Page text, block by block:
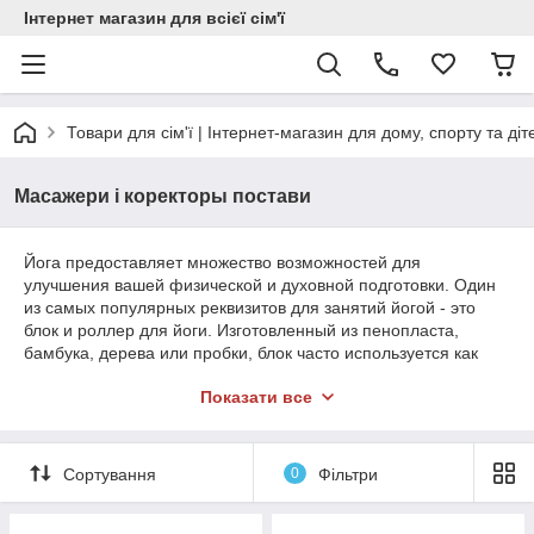
Інтернет магазин для всієї сім'ї
Товари для сім'ї | Інтернет-магазин для дому, спорту та
Масажери і коректоры постави
Йога предоставляет множество возможностей для
улучшения вашей физической и духовной подготовки. Один
из самых популярных реквизитов для занятий йогой - это
блок и роллер для йоги. Изготовленный из пенопласта,
бамбука, дерева или пробки, блок часто используется как
голову и бедра, помогая телу принять позу.
Поддерживют диапазон движений, тем самым
Показати все
Сортування 0 Фільтри